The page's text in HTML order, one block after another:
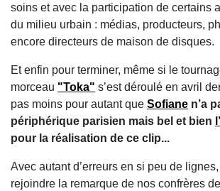
soins et avec la participation de certains
du milieu urbain : médias, producteurs,
encore directeurs de maison de disques.
Et enfin pour terminer, même si le
morceau "Toka" s’est déroulé en avril
pas moins pour autant que Sofiane n’a
périphérique parisien mais bel et bien
pour la réalisation de ce clip...
Avec autant d’erreurs en si peu de
rejoindre la remarque de nos confrères de